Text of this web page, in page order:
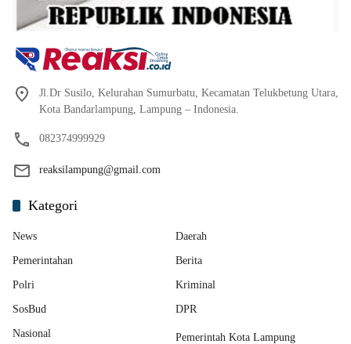
Jl.Dr Susilo, Kelurahan Sumurbatu, Kecamatan Telukbetung Utara,
Kota Bandarlampung, Lampung – Indonesia.
082374999929
reaksilampung@gmail.com
Kategori
News Daerah
Pemerintahan Berita
Polri Kriminal
SosBud DPR
Nasional Pemerintah Kota Lampung